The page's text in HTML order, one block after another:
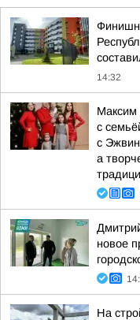
14:32
Максим
с
с
а
новое
На